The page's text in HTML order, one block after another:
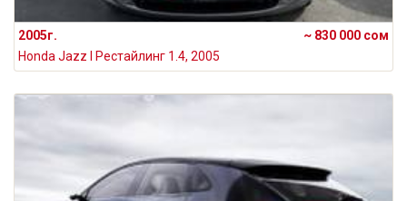
2005г.
~ 830 000 сом
Honda Jazz I Рестайлинг 1.4, 2005